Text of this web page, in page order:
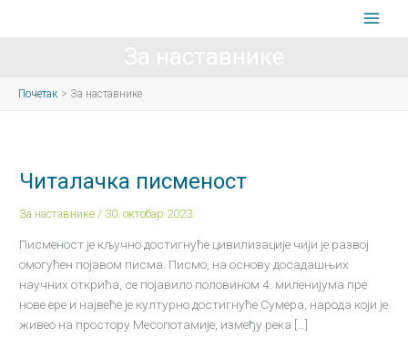
Почетак За наставнике
Читалачка писменост
За наставнике / 30. октобар 2023.
Писменост је кључно достигнуће цивилизације чији је развој
омогућен појавом писма. Писмо, на основу досадашњих
научних открића, се појавило половином 4. миленијума пре
нове ере и највеће је културно достигнуће Сумера, народа који је
живео на простору Месопотамије, између река […]